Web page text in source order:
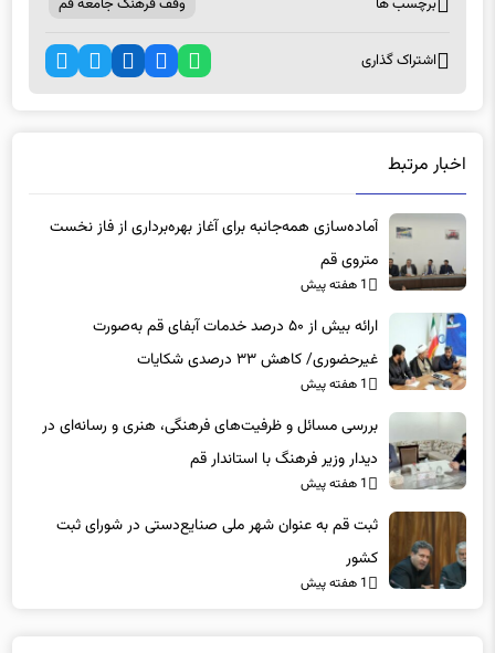
اشتراک گذاری
اخبار مرتبط
آماده‌سازی همه‌جانبه برای آغاز بهره‌برداری از فاز نخست
متروی قم
1 هفته پیش
ارائه بیش از ۵۰ درصد خدمات آبفای قم به‌صورت
غیرحضوری/ کاهش ۳۳ درصدی شکایات
1 هفته پیش
بررسی مسائل و ظرفیت‌های فرهنگی، هنری و رسانه‌ای در
دیدار وزیر فرهنگ با استاندار قم
1 هفته پیش
ثبت قم به عنوان شهر ملی صنایع‌دستی در شورای ثبت
کشور
1 هفته پیش